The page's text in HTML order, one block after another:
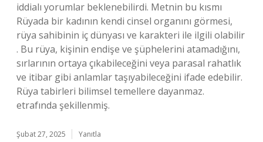
iddialı yorumlar beklenebilirdi. Metnin bu kısmı
Rüyada bir kadının kendi cinsel organını görmesi,
rüya sahibinin iç dünyası ve karakteri ile ilgili olabilir
. Bu rüya, kişinin endişe ve şüphelerini atamadığını,
sırlarının ortaya çıkabileceğini veya parasal rahatlık
ve itibar gibi anlamlar taşıyabileceğini ifade edebilir.
Rüya tabirleri bilimsel temellere dayanmaz.
etrafında şekillenmiş.
Şubat 27, 2025 Yanıtla